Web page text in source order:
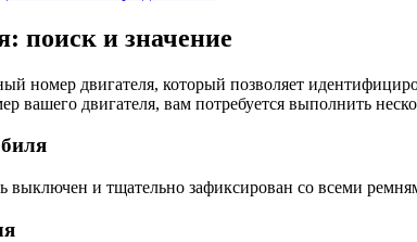
поиск и значение
номер двигателя, который позволяет
вашего двигателя, вам потребуется выполнить
выключен и тщательно зафиксирован со всеми